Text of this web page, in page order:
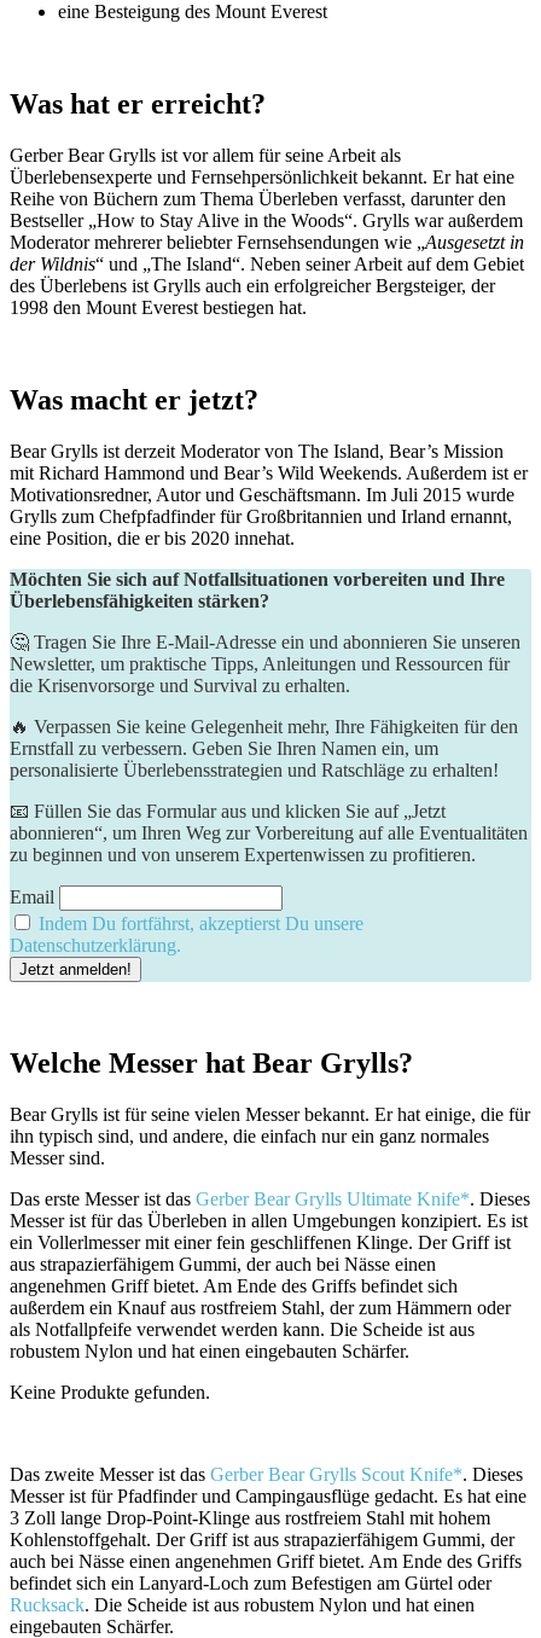
eine Besteigung des Mount Everest
Was hat er erreicht?
Gerber Bear Grylls ist vor allem für seine Arbeit als
Überlebensexperte und Fernsehpersönlichkeit bekannt. Er hat eine
Reihe von Büchern zum Thema Überleben verfasst, darunter den
Bestseller „How to Stay Alive in the Woods“. Grylls war außerdem
Moderator mehrerer beliebter Fernsehsendungen wie „Ausgesetzt in
der Wildnis“ und „The Island“. Neben seiner Arbeit auf dem Gebiet
des Überlebens ist Grylls auch ein erfolgreicher Bergsteiger, der
1998 den Mount Everest bestiegen hat.
Was macht er jetzt?
Bear Grylls ist derzeit Moderator von The Island, Bear’s Mission
mit Richard Hammond und Bear’s Wild Weekends. Außerdem ist er
Motivationsredner, Autor und Geschäftsmann. Im Juli 2015 wurde
Grylls zum Chefpfadfinder für Großbritannien und Irland ernannt,
eine Position, die er bis 2020 innehat.
Möchten Sie sich auf Notfallsituationen vorbereiten und Ihre
Überlebensfähigkeiten stärken?
🤔 Tragen Sie Ihre E-Mail-Adresse ein und abonnieren Sie unseren
Newsletter, um praktische Tipps, Anleitungen und Ressourcen für
die Krisenvorsorge und Survival zu erhalten.
🔥 Verpassen Sie keine Gelegenheit mehr, Ihre Fähigkeiten für den
Ernstfall zu verbessern. Geben Sie Ihren Namen ein, um
personalisierte Überlebensstrategien und Ratschläge zu erhalten!
📧 Füllen Sie das Formular aus und klicken Sie auf „Jetzt
abonnieren“, um Ihren Weg zur Vorbereitung auf alle Eventualitäten
zu beginnen und von unserem Expertenwissen zu profitieren.
Email
Indem Du fortfährst, akzeptierst Du unsere
Datenschutzerklärung.
Welche Messer hat Bear Grylls?
Bear Grylls ist für seine vielen Messer bekannt. Er hat einige, die für
ihn typisch sind, und andere, die einfach nur ein ganz normales
Messer sind.
Das erste Messer ist das Gerber Bear Grylls Ultimate Knife*. Dieses
Messer ist für das Überleben in allen Umgebungen konzipiert. Es ist
ein Vollerlmesser mit einer fein geschliffenen Klinge. Der Griff ist
aus strapazierfähigem Gummi, der auch bei Nässe einen
angenehmen Griff bietet. Am Ende des Griffs befindet sich
außerdem ein Knauf aus rostfreiem Stahl, der zum Hämmern oder
als Notfallpfeife verwendet werden kann. Die Scheide ist aus
robustem Nylon und hat einen eingebauten Schärfer.
Keine Produkte gefunden.
Das zweite Messer ist das Gerber Bear Grylls Scout Knife*. Dieses
Messer ist für Pfadfinder und Campingausflüge gedacht. Es hat eine
3 Zoll lange Drop-Point-Klinge aus rostfreiem Stahl mit hohem
Kohlenstoffgehalt. Der Griff ist aus strapazierfähigem Gummi, der
auch bei Nässe einen angenehmen Griff bietet. Am Ende des Griffs
befindet sich ein Lanyard-Loch zum Befestigen am Gürtel oder
Rucksack. Die Scheide ist aus robustem Nylon und hat einen
eingebauten Schärfer.